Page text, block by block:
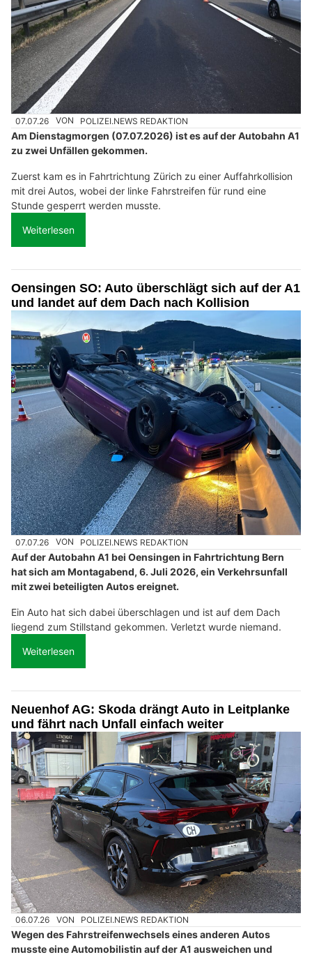
07.07.26 VON POLIZEI.NEWS REDAKTION
Am Dienstagmorgen (07.07.2026) ist es auf der Autobahn A1
zu zwei Unfällen gekommen.
Zuerst kam es in Fahrtrichtung Zürich zu einer Auffahrkollision
mit drei Autos, wobei der linke Fahrstreifen für rund eine
Stunde gesperrt werden musste.
Weiterlesen
Oensingen SO: Auto überschlägt sich auf der A1
und landet auf dem Dach nach Kollision
07.07.26 VON POLIZEI.NEWS REDAKTION
Auf der Autobahn A1 bei Oensingen in Fahrtrichtung Bern
hat sich am Montagabend, 6. Juli 2026, ein Verkehrsunfall
mit zwei beteiligten Autos ereignet.
Ein Auto hat sich dabei überschlagen und ist auf dem Dach
liegend zum Stillstand gekommen. Verletzt wurde niemand.
Weiterlesen
Neuenhof AG: Skoda drängt Auto in Leitplanke
und fährt nach Unfall einfach weiter
06.07.26 VON POLIZEI.NEWS REDAKTION
Wegen des Fahrstreifenwechsels eines anderen Autos
musste eine Automobilistin auf der A1 ausweichen und